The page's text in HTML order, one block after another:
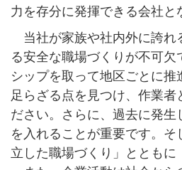
力を存分に発揮できる会社
当社が家族や社内外に誇
る安全な職場づくりが不可
シップを取って地区ごとに
足らざる点を見つけ、作業
ださい。さらに、過去に発
を入れることが重要です。
立した職場づくり」ととも